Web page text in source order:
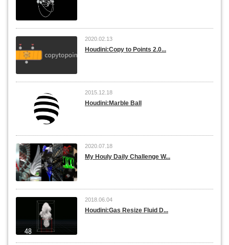
2020.02.13
Houdini:Copy to Points 2.0...
2015.12.18
Houdini:Marble Ball
2020.07.18
My Houly Daily Challenge W...
2018.06.04
Houdini:Gas Resize Fluid D...